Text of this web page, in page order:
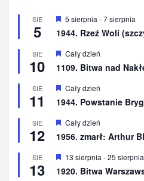
SIE
5
Wyróżnione
5 sierpnia-7 sierpnia
1944. Rzeź Woli
SIE
10
Wyróżnione
Cały dzień
1109. Bitwa nad
SIE
11
Wyróżnione
Cały dzień
1944. Powstanie
SIE
12
Wyróżnione
Cały dzień
1956. zmarł: Arthur
SIE
13
Wyróżnione
13 sierpnia-25 sierpnia
1920. Bitwa